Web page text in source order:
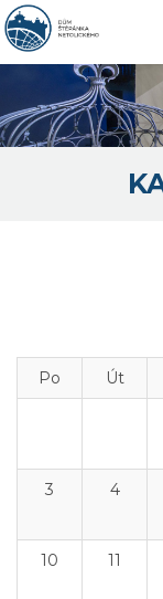
Po
Út
3 4
10 11